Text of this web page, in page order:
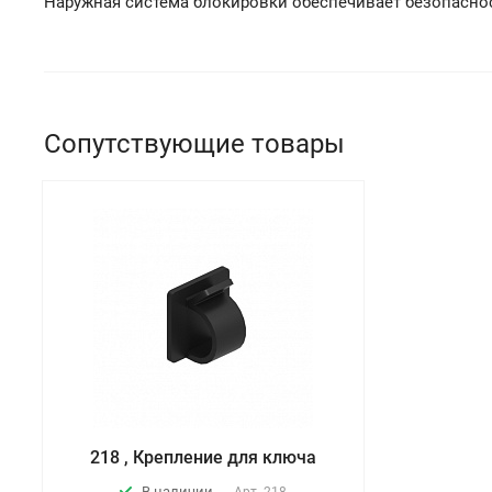
Сопутствующие товары
218 , Крепление для ключа